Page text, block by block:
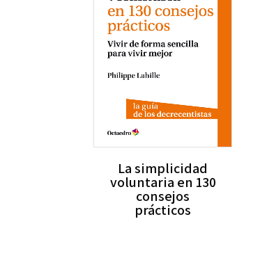
La simplicidad
voluntaria en 130
consejos
prácticos